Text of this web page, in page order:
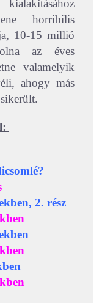
horribilis
10-15 millió
az éves
valamelyik
ahogy más
2. rész